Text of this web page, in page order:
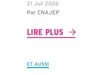
21 Juil 2026
Par CNAJEP
LIRE PLUS
ET AUSSI